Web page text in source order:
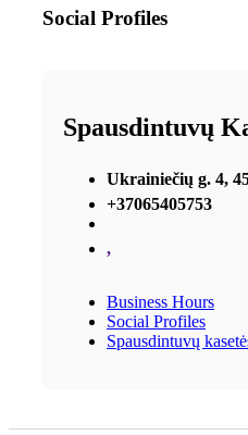
Social Profiles
Spausdintuvų
Ukrainiečių g. 4,
+37065405753
,
Business Hours
Social Profiles
Spausdintuvų